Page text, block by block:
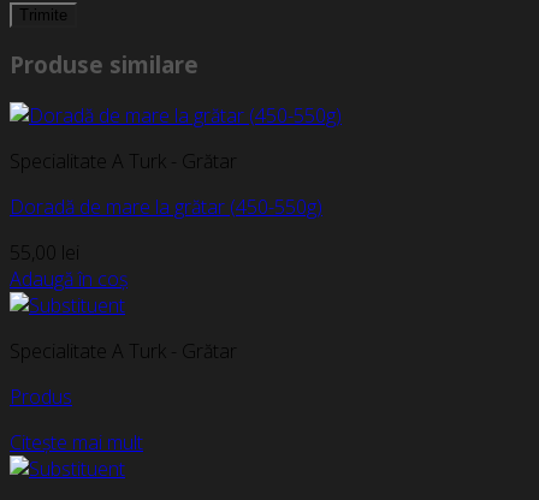
Produse similare
Specialitate A Turk - Grătar
Doradă de mare la grătar (450-550g)
55,00 lei
Adaugă în coș
Specialitate A Turk - Grătar
Produs
Citește mai mult